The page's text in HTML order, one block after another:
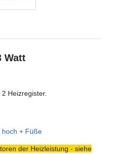
Watt
Heizregister.
hoch + Füße
der Heizleistung - siehe